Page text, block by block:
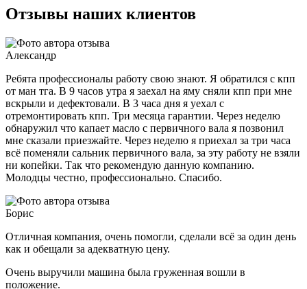
Отзывы наших клиентов
Александр
Ребята профессионалы работу свою знают. Я обратился с кпп
от ман тга. В 9 часов утра я заехал на яму сняли кпп при мне
вскрыли и дефектовали. В 3 часа дня я уехал с
отремонтировать кпп. Три месяца гарантии. Через неделю
обнаружил что капает масло с первичного вала я позвонил
мне сказали приезжайте. Через неделю я приехал за три часа
всё поменяли сальник первичного вала, за эту работу не взяли
ни копейки. Так что рекомендую данную компанию.
Молодцы честно, профессионально. Спасибо.
Борис
Отличная компания, очень помогли, сделали всё за один день
как и обещали за адекватную цену.
Очень выручили машина была груженная вошли в
положение.